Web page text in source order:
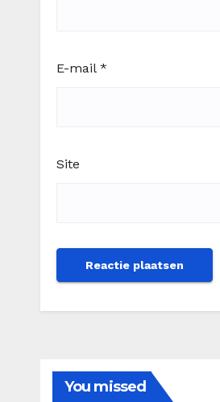
E-mail *
Site
You missed